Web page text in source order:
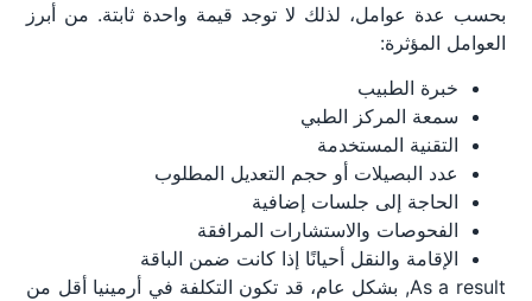
بحسب عدة عوامل، لذلك لا توجد قيمة واحدة ثابتة. من أبرز
العوامل المؤثرة:
خبرة الطبيب
سمعة المركز الطبي
التقنية المستخدمة
عدد البصيلات أو حجم التعديل المطلوب
الحاجة إلى جلسات إضافية
الفحوصات والاستشارات المرافقة
الإقامة والنقل أحيانًا إذا كانت ضمن الباقة
As a result, بشكل عام، قد تكون التكلفة في أرمينيا أقل من